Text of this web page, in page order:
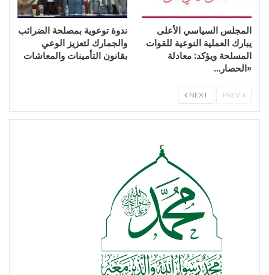
المجلس السياسي الأعلى
يبارك العملية النوعية للقوات
المسلحة ويؤكد: معادلة
«الحصار…
ندوة توعوية بمصلحة الضرائب
والجمارك لتعزيز الوعي
بقانون التأمينات والمعاشات
NEXT